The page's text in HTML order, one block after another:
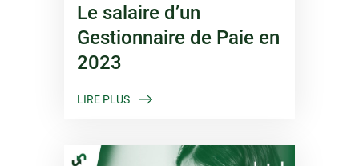
Le salaire d’un
Gestionnaire de Paie en
2023
LIRE PLUS